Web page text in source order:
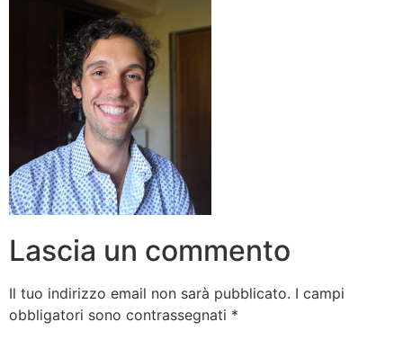
Lascia un commento
Il tuo indirizzo email non sarà pubblicato. I campi
obbligatori sono contrassegnati *